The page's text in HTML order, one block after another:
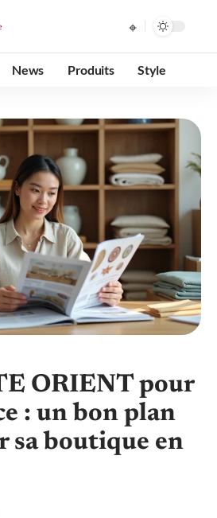
News Produits Style
ORIENT pour
: un bon plan
sa boutique en